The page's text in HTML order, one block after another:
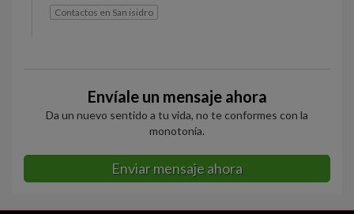
Contactos en San isidro
Envíale un mensaje ahora
Da un nuevo sentido a tu vida, no te conformes con la
monotonía.
Enviar mensaje ahora